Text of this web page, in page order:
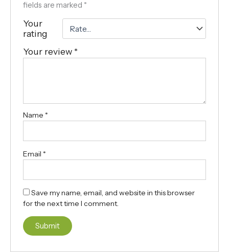
fields are marked *
Your
rating
Your review *
Name *
Email *
Save my name, email, and website in this browser
for the next time I comment.